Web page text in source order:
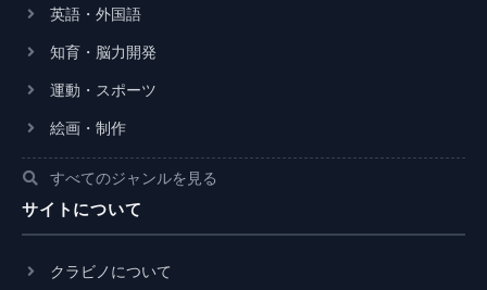
英語・外国語
知育・脳力開発
運動・スポーツ
絵画・制作
すべてのジャンルを見る
サイトについて
クラビノについて